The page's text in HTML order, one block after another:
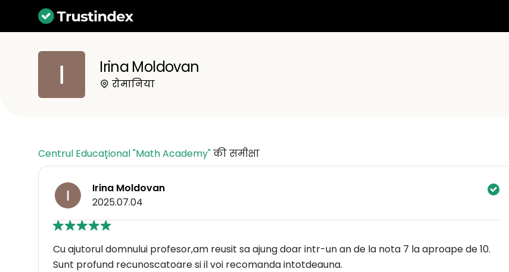
Irina Moldovan
रोमानिया
Centrul Educațional "Math Academy"की समीक्षा
Irina Moldovan
2025.07.04
Cu ajutorul domnului profesor,am reusit sa ajung doar intr-un an de la nota 7 la aproape de 10.
Sunt profund recunoscatoare si il voi recomanda intotdeauna.